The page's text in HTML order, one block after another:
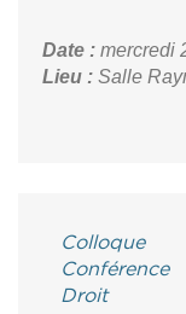
Date : mercredi
Lieu : Salle
Colloque
Conférence
Droit